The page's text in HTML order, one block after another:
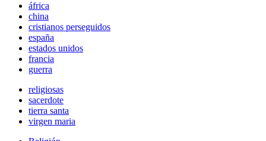
áfrica
china
cristianos perseguidos
españa
estados unidos
francia
guerra
religiosas
sacerdote
tierra santa
virgen maria